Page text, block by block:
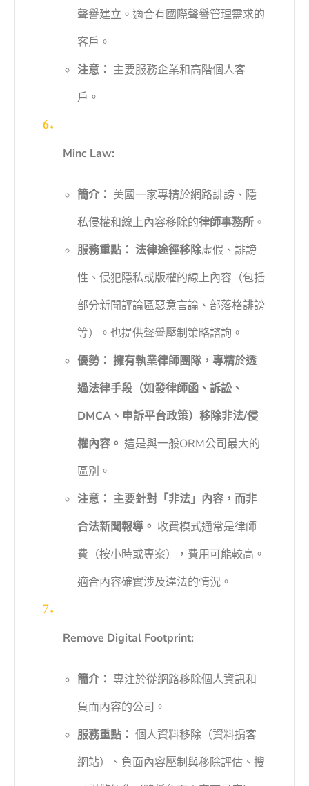
聲譽建立。適合有國際聲譽管理需求的
客戶。
注意： 主要服務企業和高階個人客
戶。
Minc Law:
簡介： 美國一家專精於網路誹謗、隱
私侵權和線上內容移除的律師事務所。
服務重點： 法律途徑移除虛假、誹謗
性、侵犯隱私或版權的線上內容（包括
部分新聞評論區惡意言論、部落格誹謗
等）。也提供聲譽壓制策略諮詢。
優勢： 擁有執業律師團隊，專精於透
過法律手段（如發律師函、訴訟、
DMCA、申訴平台政策）移除非法/侵
權內容。 這是與一般ORM公司最大的
區別。
注意： 主要針對「非法」內容，而非
合法新聞報導。 收費模式通常是律師
費（按小時或專案），費用可能較高。
適合內容確實涉及違法的情況。
Remove Digital Footprint:
簡介： 專注於從網路移除個人資訊和
負面內容的公司。
服務重點： 個人資料移除（資料掮客
網站）、負面內容壓制與移除評估、搜